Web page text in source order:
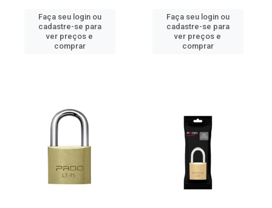
Faça seu login ou
cadastre-se para
ver preços e
comprar
Faça seu login ou
cadastre-se para
ver preços e
comprar